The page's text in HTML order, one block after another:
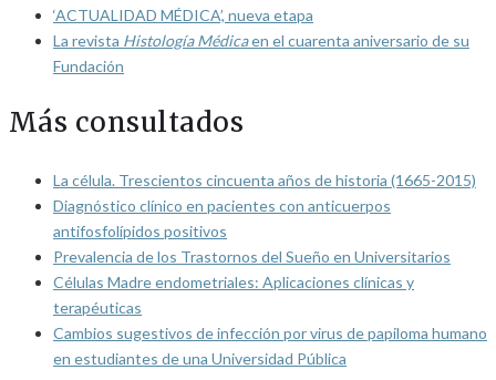
‘ACTUALIDAD MÉDICA’, nueva etapa
La revista Histología Médicaen el cuarenta aniversario de su
Fundación
Más consultados
La célula. Trescientos cincuenta años de historia (1665-2015)
Diagnóstico clínico en pacientes con anticuerpos
antifosfolípidos positivos
Prevalencia de los Trastornos del Sueño en Universitarios
Células Madre endometriales: Aplicaciones clínicas y
terapéuticas
Cambios sugestivos de infección por virus de papiloma humano
en estudiantes de una Universidad Pública